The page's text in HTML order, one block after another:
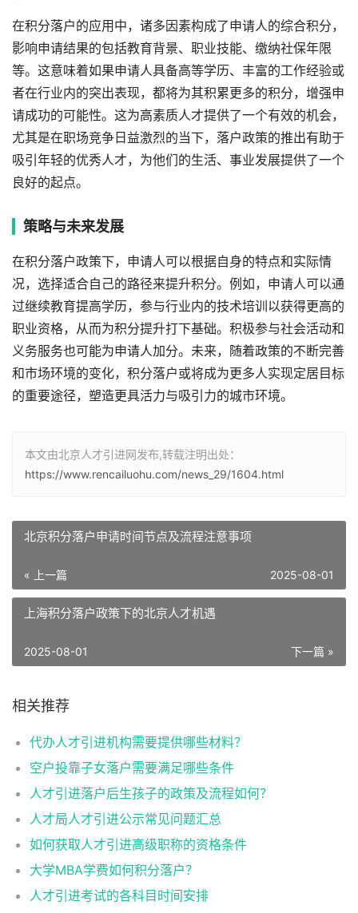
在积分落户的应用中，诸多因素构成了申请人的综合积分，
影响申请结果的包括教育背景、职业技能、缴纳社保年限
等。这意味着如果申请人具备高等学历、丰富的工作经验或
者在行业内的突出表现，都将为其积累更多的积分，增强申
请成功的可能性。这为高素质人才提供了一个有效的机会，
尤其是在职场竞争日益激烈的当下，落户政策的推出有助于
吸引年轻的优秀人才，为他们的生活、事业发展提供了一个
良好的起点。
策略与未来发展
在积分落户政策下，申请人可以根据自身的特点和实际情
况，选择适合自己的路径来提升积分。例如，申请人可以通
过继续教育提高学历，参与行业内的技术培训以获得更高的
职业资格，从而为积分提升打下基础。积极参与社会活动和
义务服务也可能为申请人加分。未来，随着政策的不断完善
和市场环境的变化，积分落户或将成为更多人实现定居目标
的重要途径，塑造更具活力与吸引力的城市环境。
本文由北京人才引进网发布,转载注明出处：
https://www.rencailuohu.com/news_29/1604.html
北京积分落户申请时间节点及流程注意事项
« 上一篇 2025-08-01
上海积分落户政策下的北京人才机遇
下一篇 »
2025-08-01
相关推荐
代办人才引进机构需要提供哪些材料？
空户投靠子女落户需要满足哪些条件
人才引进落户后生孩子的政策及流程如何？
人才局人才引进公示常见问题汇总
如何获取人才引进高级职称的资格条件
大学MBA学费如何积分落户？
人才引进考试的各科目时间安排